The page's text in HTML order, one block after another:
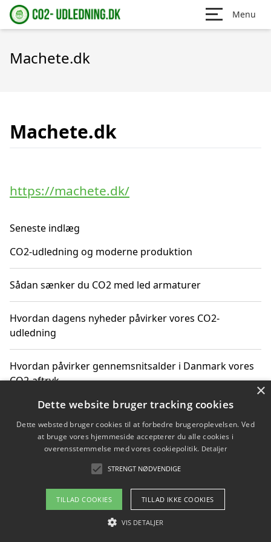
Menu
Machete.dk
Machete.dk
https://machete.dk/
Seneste indlæg
CO2-udledning og moderne produktion
Sådan sænker du CO2 med led armaturer
Hvordan dagens nyheder påvirker vores CO2-
udledning
Hvordan påvirker gennemsnitsalder i Danmark vores
CO2-aftryk
Hvordan nyheder om CO2-udledning påvirker vores
hverdag
Om / kontakt
Blog Betingelser
×
Dette website bruger tracking cookies
Dette websted bruger cookies til at forbedre brugeroplevelsen. Ved
at bruge vores hjemmeside accepterer du alle cookies i
overensstemmelse med vores cookiepolitik. Detaljer
STRENGT NØDVENDIGE
TILLAD COOKIES TILLAD IKKE COOKIES
VIS DETALJER